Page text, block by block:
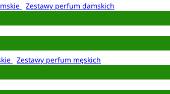
Zestawy perfum damskich
Zestawy perfum męskich